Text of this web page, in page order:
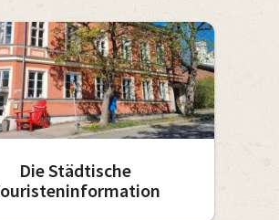
Die Städtische